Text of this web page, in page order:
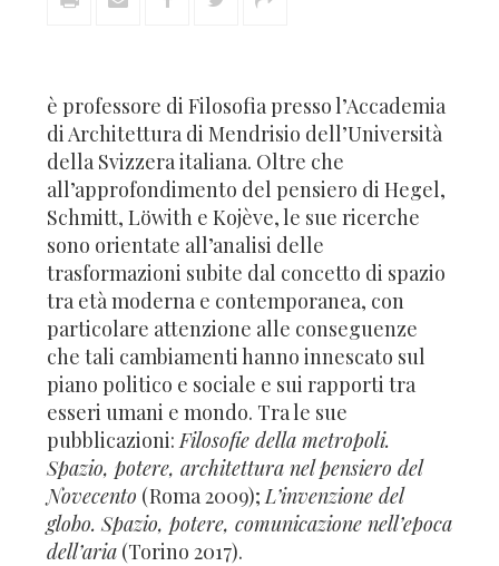
è professore di Filosofia presso l’Accademia
di Architettura di Mendrisio dell’Università
della Svizzera italiana. Oltre che
all’approfondimento del pensiero di Hegel,
Schmitt, Löwith e Kojève, le sue ricerche
sono orientate all’analisi delle
trasformazioni subite dal concetto di spazio
tra età moderna e contemporanea, con
particolare attenzione alle conseguenze
che tali cambiamenti hanno innescato sul
piano politico e sociale e sui rapporti tra
esseri umani e mondo. Tra le sue
pubblicazioni:Filosofie della metropoli.
Spazio, potere, architettura nel pensiero del
Novecento (Roma 2009);L’invenzione del
globo. Spazio, potere, comunicazione nell’epoca
dell’aria (Torino 2017).